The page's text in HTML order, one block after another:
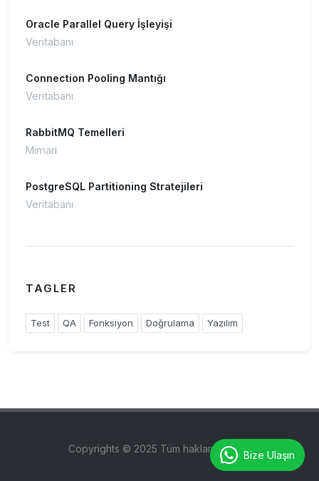
Oracle Parallel Query İşleyişi
Veritabanı
Connection Pooling Mantığı
Veritabanı
RabbitMQ Temelleri
Mimari
PostgreSQL Partitioning Stratejileri
Veritabanı
TAGLER
Test QA Fonksiyon Doğrulama Yazılım
Copyrights © 2025 Tüm hakları saklıdır.Bize Ulaşın